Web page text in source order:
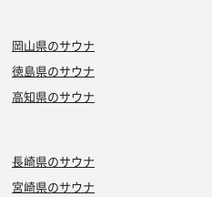
岡山県のサウナ
徳島県のサウナ
高知県のサウナ
長崎県のサウナ
宮崎県のサウナ